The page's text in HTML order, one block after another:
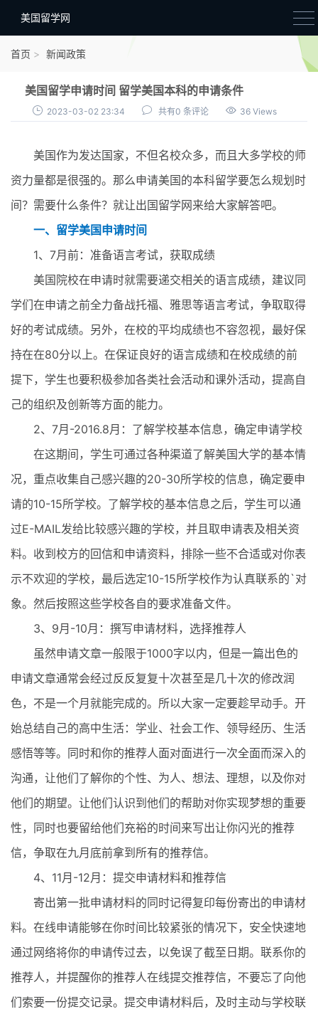
美国留学网
院校选择
材料准备
签证办理
留学生活
首页 新闻政策
美国留学申请时间 留学美国本科的申请条件
2023-03-02 23:34 共有0 条评论 36 Views
美国作为发达国家，不但名校众多，而且大多学校的师
资力量都是很强的。那么申请美国的本科留学要怎么规划时
间？需要什么条件？就让出国留学网来给大家解答吧。
一、留学美国申请时间
1、7月前：准备语言考试，获取成绩
美国院校在申请时就需要递交相关的语言成绩，建议同
学们在申请之前全力备战托福、雅思等语言考试，争取取得
好的考试成绩。另外，在校的平均成绩也不容忽视，最好保
持在在80分以上。在保证良好的语言成绩和在校成绩的前
提下，学生也要积极参加各类社会活动和课外活动，提高自
己的组织及创新等方面的能力。
2、7月-2016.8月：了解学校基本信息，确定申请学校
在这期间，学生可通过各种渠道了解美国大学的基本情
况，重点收集自己感兴趣的20-30所学校的信息，确定要申
请的10-15所学校。了解学校的基本信息之后，学生可以通
过E-MAIL发给比较感兴趣的学校，并且取申请表及相关资
料。收到校方的回信和申请资料，排除一些不合适或对你表
示不欢迎的学校，最后选定10-15所学校作为认真联系的`对
象。然后按照这些学校各自的要求准备文件。
3、9月-10月：撰写申请材料，选择推荐人
虽然申请文章一般限于1000字以内，但是一篇出色的
申请文章通常会经过反反复复十次甚至是几十次的修改润
色，不是一个月就能完成的。所以大家一定要趁早动手。开
始总结自己的高中生活：学业、社会工作、领导经历、生活
感悟等等。同时和你的推荐人面对面进行一次全面而深入的
沟通，让他们了解你的个性、为人、想法、理想，以及你对
他们的期望。让他们认识到他们的帮助对你实现梦想的重要
性，同时也要留给他们充裕的时间来写出让你闪光的推荐
信，争取在九月底前拿到所有的推荐信。
4、11月-12月：提交申请材料和推荐信
寄出第一批申请材料的同时记得复印每份寄出的申请材
料。在线申请能够在你时间比较紧张的情况下，安全快速地
通过网络将你的申请传过去，以免误了截至日期。联系你的
推荐人，并提醒你的推荐人在线提交推荐信，不要忘了向他
们索要一份提交记录。提交申请材料后，及时主动与学校联